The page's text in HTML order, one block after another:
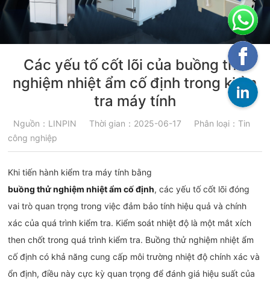
Các yếu tố cốt lõi của buồng thử
nghiệm nhiệt ẩm cố định trong kiểm
tra máy tính
Nguồn：LINPIN Thời gian：2025-06-17
Phân loại：Tin
công nghiệp
Khi tiến hành kiểm tra máy tính bằng
buồng thử nghiệm nhiệt ẩm cố định, các yếu tố cốt lõi đóng
vai trò quan trọng trong việc đảm bảo tính hiệu quả và chính
xác của quá trình kiểm tra. Kiểm soát nhiệt độ là một mắt xích
then chốt trong quá trình kiểm tra. Buồng thử nghiệm nhiệt ẩm
cố định có khả năng cung cấp môi trường nhiệt độ chính xác và
ổn định, điều này cực kỳ quan trọng để đánh giá hiệu suất của